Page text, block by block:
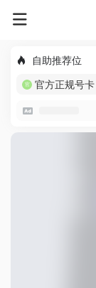
自助推荐位
官方正规号卡